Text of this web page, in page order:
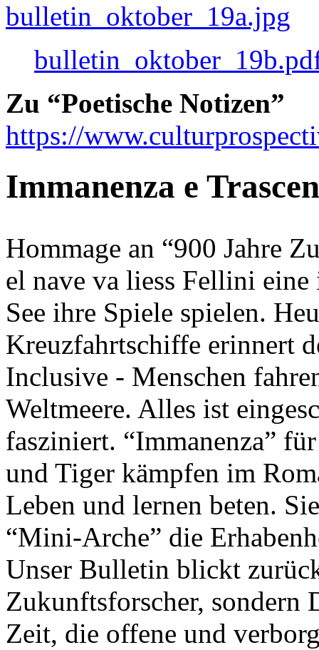
Zu “Poetische Notizen”
https://
Immanenza e
Hommage an “900 Jahre
el nave va liess Fellini
See ihre Spiele spielen.
Kreuzfahrtschiffe erinnert
Inclusive - Menschen
Weltmeere. Alles ist
fasziniert. “Immanenza”
und Tiger kämpfen im
Leben und lernen beten.
“Mini-Arche” die
Unser Bulletin blickt
Zukunftsforscher, sondern
Zeit, die offene und